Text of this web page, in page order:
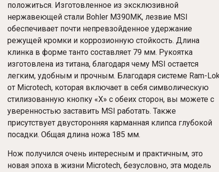
положиться. Изготовленное из эксклюзивной
нержавеющей стали Bohler M390MK, лезвие MSI
обеспечивает почти непревзойденное удержание
режущей кромки и коррозионную стойкость. Длина
клинка в форме танто составляет 79 мм. Рукоятка
изготовлена ​​из титана, благодаря чему MSI остается
легким, удобным и прочным. Благодаря системе Ram-
от Microtech, которая включает в себя символическую
стилизованную кнопку «X» с обеих сторон, вы можете с
уверенностью заставить MSI работать. Также
присутствует двусторонняя карманная клипса глубокой
посадки. Общая длина ножа 185 мм.
Нож получился очень интересным и практичным, это
новая эпоха в жизни Microtech, безусловно, эта модель